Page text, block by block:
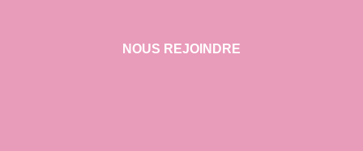
NOUS REJOINDRE